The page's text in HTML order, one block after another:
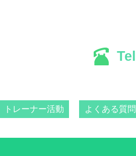
Tel
トレーナー活動 よくある質問